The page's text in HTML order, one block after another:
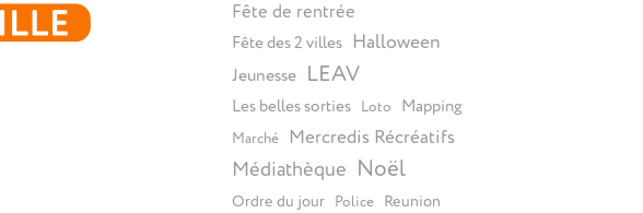
Fête de rentrée
Fête des 2 villes Halloween
Jeunesse LEAV
Les belles sorties Loto Mapping
Marché Mercredis Récréatifs
Médiathèque Noël
Ordre du jour Police Reunion